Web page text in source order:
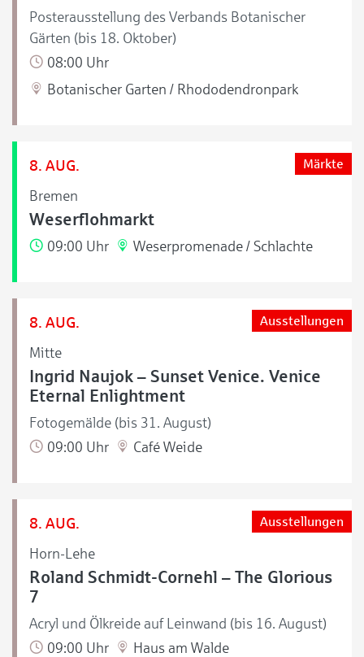
Posterausstellung des Verbands Botanischer
Gärten (bis 18. Oktober)
08:00 Uhr
Botanischer Garten / Rhododendronpark
8. AUG.
Bremen
Märkte
Weserflohmarkt
09:00 Uhr Weserpromenade / Schlachte
8. AUG.
Mitte
Ausstellungen
Ingrid Naujok – Sunset Venice. Venice
Eternal Enlightment
Fotogemälde (bis 31. August)
09:00 Uhr
Café Weide
8. AUG.
Horn-Lehe
Ausstellungen
Roland Schmidt-Cornehl – The Glorious
7
Acryl und Ölkreide auf Leinwand (bis 16. August)
09:00 Uhr
Haus am Walde